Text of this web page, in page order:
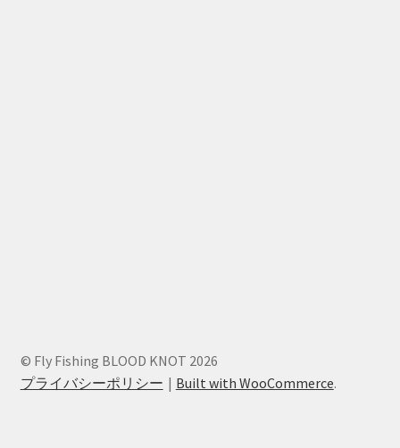
© Fly Fishing BLOOD KNOT 2026
プライバシーポリシー
Built with WooCommerce.